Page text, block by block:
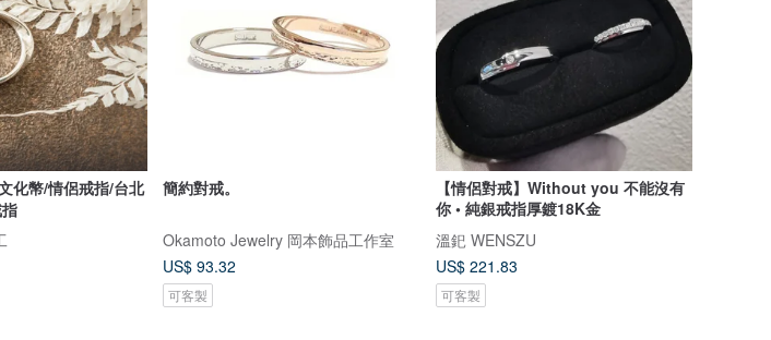
化幣/情侶戒指/台北
簡約對戒。
Okamoto Jewelry 岡本飾品工作室
US$ 93.32
可客製
【情侶對戒】Without you 不能沒有
你 • 純銀戒指厚鍍18K金
溫釲 WENSZU
US$ 221.83
可客製